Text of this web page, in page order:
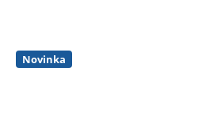
Novinka